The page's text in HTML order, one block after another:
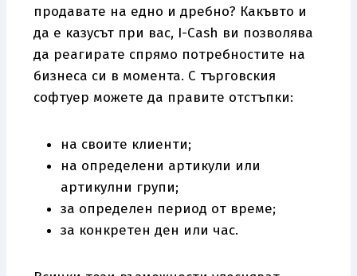
продавате на едно и дребно? Какъвто и
да е казусът при вас, I-Cash ви позволява
да реагирате спрямо потребностите на
бизнеса си в момента. С търговския
софтуер можете да правите отстъпки:
на своите клиенти;
на определени артикули или
артикулни групи;
за определен период от време;
за конкретен ден или час.